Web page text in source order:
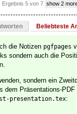
Ergebnis 5 von 7 show 2
Beliebteste
die Notizen pgfpages
sondern auch die
sondern ein
dem Präsentations-PDF
presentation.tex: